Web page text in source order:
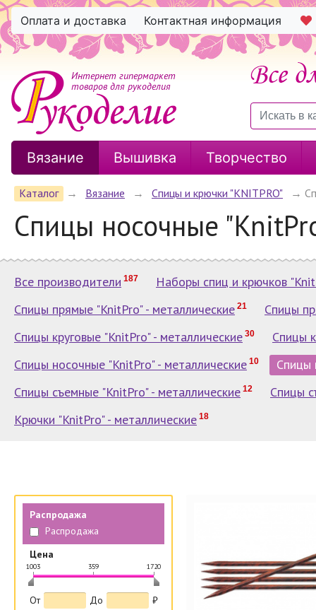
Оплата и доставка Контактная информация
Интернет гипермаркет
товаров для рукоделия
Вязание Вышивка Творчество
Каталог → Вязание → Спицы и крючки "KNITPRO" →
Спицы носочные
Все производители 187
Наборы спиц и крючков
Спицы прямые "KnitPro" - металлические 21
Спицы
Спицы круговые "KnitPro" - металлические 30
Спицы
Спицы носочные "KnitPro" - металлические 10
Спицы
Спицы съемные "KnitPro" - металлические 12
Спицы
Крючки "KnitPro" - металлические 18
Распродажа
Распродажа
Цена
1003
|
359
|
1720
|
От До
₽